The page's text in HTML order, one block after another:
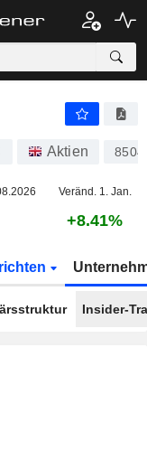
Aktien
Veränd. 1. Jan.
+8.41%
Insider-